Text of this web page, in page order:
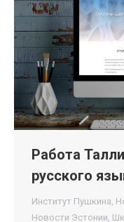
Работа
русского
Институт Пушкина,
Новости Эстонии,